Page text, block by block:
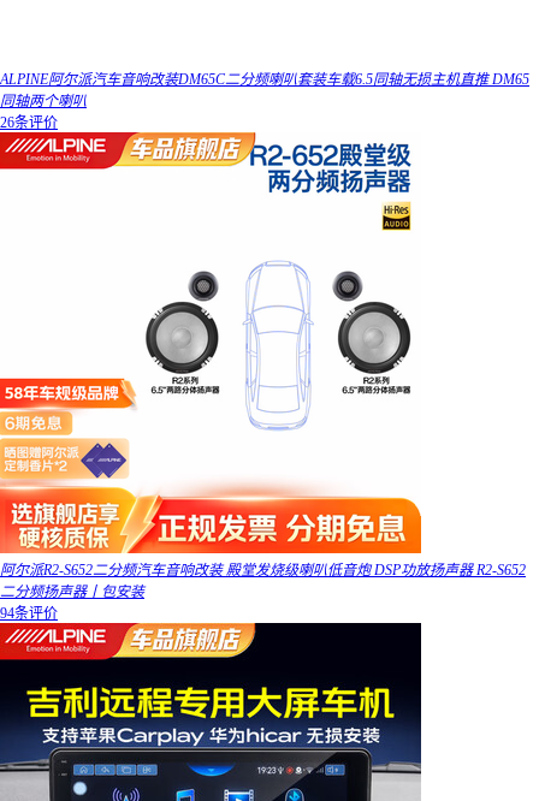
ALPINE阿尔派汽车音响改装DM65C二分频喇叭套装车载6.5同轴无损主机直推 DM65
同轴两个喇叭
26条评价
阿尔派R2-S652二分频汽车音响改装 殿堂发烧级喇叭低音炮 DSP功放扬声器 R2-S652
二分频扬声器丨包安装
94条评价